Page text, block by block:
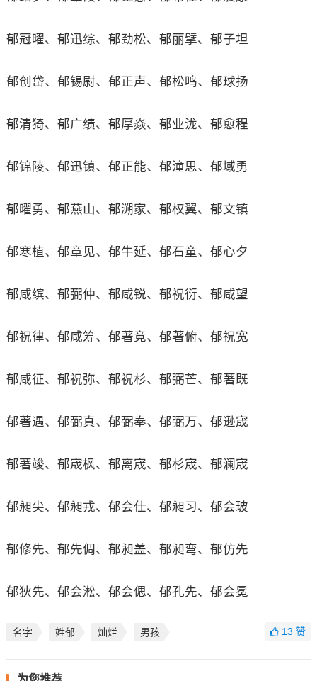
郁冠曜、郁迅综、郁劲松、郁丽擘、郁子坦
郁创岱、郁锡尉、郁正声、郁松鸣、郁球扬
郁清猗、郁广绩、郁厚焱、郁业泷、郁愈程
郁锦陵、郁迅镇、郁正能、郁潼思、郁域勇
郁曜勇、郁燕山、郁溯家、郁权翼、郁文镇
郁寒植、郁章见、郁牛延、郁石童、郁心夕
郁咸缤、郁弼仲、郁咸锐、郁祝衍、郁咸望
郁祝律、郁咸筹、郁著竞、郁著俯、郁祝宽
郁咸征、郁祝弥、郁祝杉、郁弼芒、郁著既
郁著遇、郁弼真、郁弼奉、郁弼万、郁逊宬
郁著竣、郁宬枫、郁离宬、郁杉宬、郁澜宬
郁昶尖、郁昶戎、郁会仕、郁昶习、郁会玻
郁修先、郁先倜、郁昶盖、郁昶弯、郁仿先
郁狄先、郁会淞、郁会偲、郁孔先、郁会冕
名字 姓郁 灿烂 男孩 13赞